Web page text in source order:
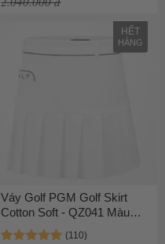
HẾT
HÀNG
Váy Golf PGM Golf Skirt
Cotton Soft - QZ041 Màu
Trắng